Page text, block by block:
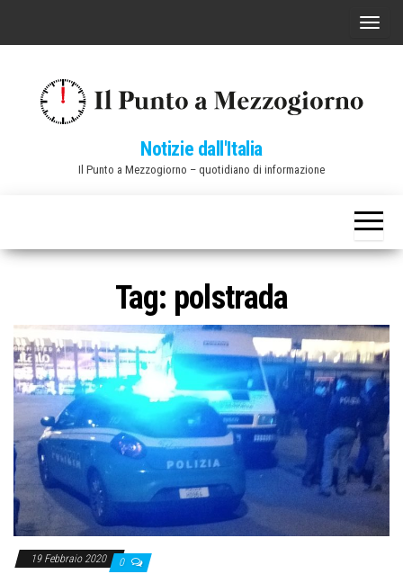
C
a
v
a
z
i
o
e
Notizie dall'Italia
Il Punto a Mezzogiorno – quotidiano di informazione
Tag: polstrada
19 Febbraio 2020 0